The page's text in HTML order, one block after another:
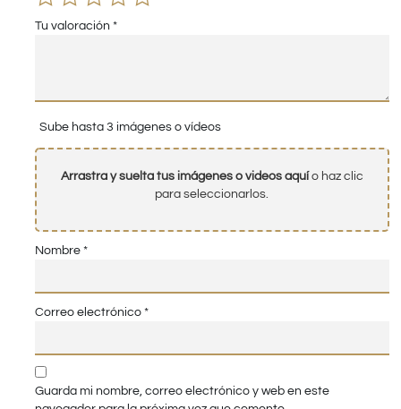
Tu valoración *
Sube hasta 3 imágenes o vídeos
Arrastra y suelta tus imágenes o videos aquío haz clic
para seleccionarlos.
Nombre *
Correo electrónico *
Guarda mi nombre, correo electrónico y web en este